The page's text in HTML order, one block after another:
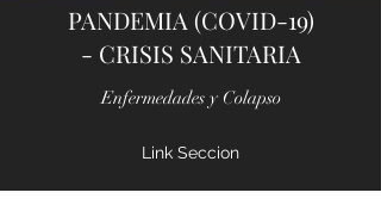
PANDEMIA (COVID-19)
- CRISIS SANITARIA
Enfermedades y Colapso
Link Seccion